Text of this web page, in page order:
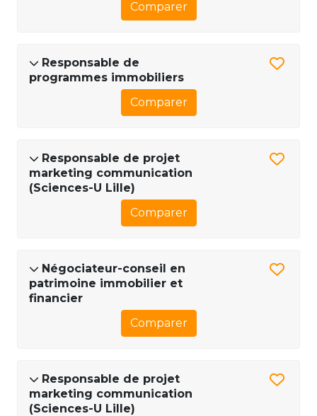
Comparer
Responsable de
programmes immobiliers
Comparer
Responsable de projet
marketing communication
(Sciences-U Lille)
Comparer
Négociateur-conseil en
patrimoine immobilier et
financier
Comparer
Responsable de projet
marketing communication
(Sciences-U Lille)